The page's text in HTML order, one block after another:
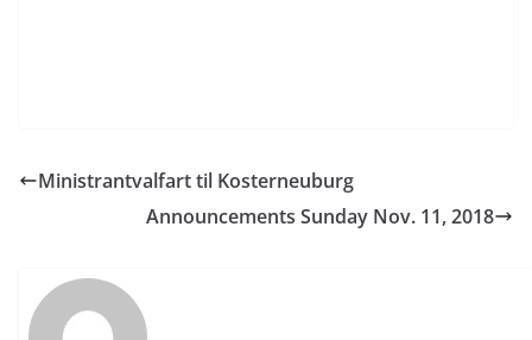
Ministrantvalfart til Kosterneuburg
Announcements Sunday Nov. 11, 2018